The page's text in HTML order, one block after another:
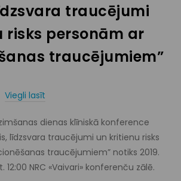
traucējumi
risks personām ar
traucējumiem”
Viegli lasīt
dienas klīniskā konference
līdzsvara traucējumi un kritienu risks
traucējumiem” notiks 2019.
12:00 NRC «Vaivari» konferenču zālē.